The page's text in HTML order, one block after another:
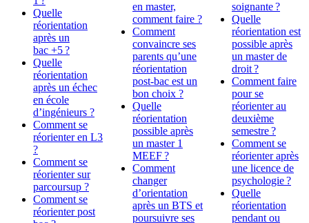
Quelle
réorientation
après un
bac +5 ?
Quelle
réorientation
après un échec
en école
d’ingénieurs ?
Comment se
réorienter en L3
?
Comment se
réorienter sur
parcoursup ?
Comment se
réorienter post
en master,
comment faire ?
Comment
convaincre ses
parents qu’une
réorientation
post-bac est un
bon choix ?
Quelle
réorientation
possible après
un master 1
MEEF ?
Comment
changer
d’orientation
après un BTS et
poursuivre ses
soignante ?
Quelle
réorientation est
possible après
un master de
droit ?
Comment faire
pour se
réorienter au
deuxième
semestre ?
Comment se
réorienter après
une licence de
psychologie ?
Quelle
réorientation
pendant ou